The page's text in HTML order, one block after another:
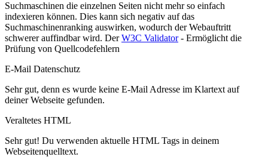
Suchmaschinen die einzelnen Seiten nicht mehr so einfach
indexieren können. Dies kann sich negativ auf das
Suchmaschinenranking auswirken, wodurch der Webauftritt
schwerer auffindbar wird. DerW3C Validator- Ermöglicht die
Prüfung von Quellcodefehlern
E-Mail Datenschutz
Sehr gut, denn es wurde keine E-Mail Adresse im Klartext auf
deiner Webseite gefunden.
Veraltetes HTML
Sehr gut! Du verwenden aktuelle HTML Tags in deinem
Webseitenquelltext.